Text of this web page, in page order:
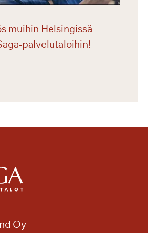
muihin Helsingissä
palvelutaloihin!
Oy